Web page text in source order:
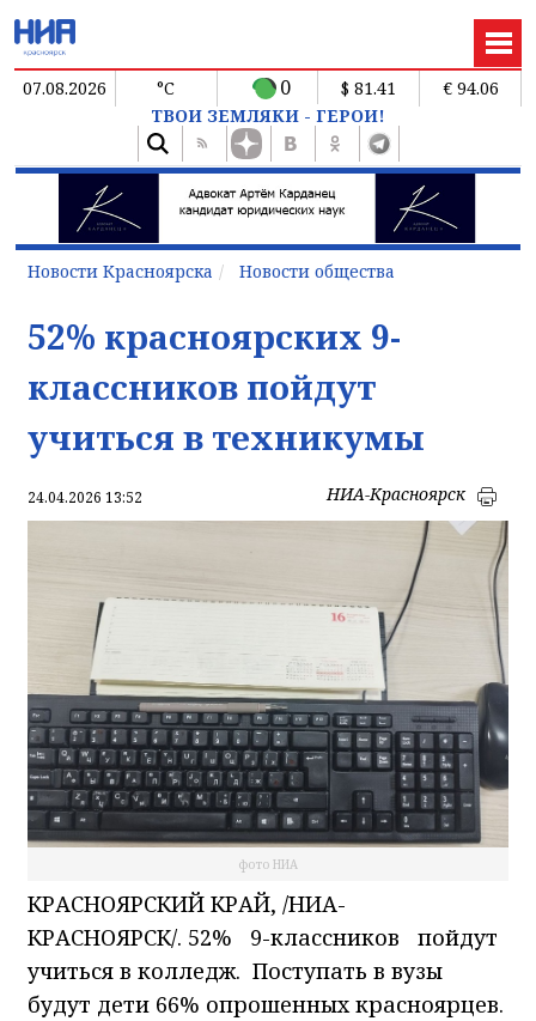
07.08.2026 °C 0 $ 81.41
€ 94.06
ТВОИ ЗЕМЛЯКИ - ГЕРОИ!
Новости Красноярска Новости общества
52% красноярских 9-
классников пойдут
учиться в техникумы
24.04.2026 13:52 НИА-Красноярск
фото НИА
КРАСНОЯРСКИЙ КРАЙ, /НИА-
КРАСНОЯРСК/. 52% 9-классников пойдут
учиться в колледж. Поступать в вузы
будут дети 66% опрошенных красноярцев.